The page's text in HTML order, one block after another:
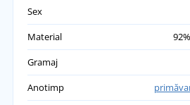
přidáno 23.11.2023
Sex
Material
Gramaj
Anotimp